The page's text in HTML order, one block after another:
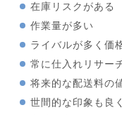
在庫リスクがある
作業量が多い
ライバルが多く価
常に仕入れリサー
将来的な配送料の
世間的な印象も良